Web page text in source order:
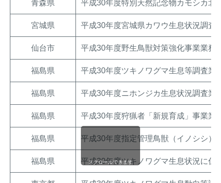
青森県 平成30年度特別天然記念物カモシカ北
宮城県 平成30年度宮城県カワウ生息状況調査
仙台市 平成30年度野生鳥獣対策強化事業業務
福島県 平成30年度ツキノワグマ生息等調査業
福島県 平成30年度ニホンジカ生息状況調査業
福島県 平成30年度狩猟者「新規育成」事業業
福島県 平成30年度指定管理鳥獣（イノシシ）
福島県 平成30年度ツキノワグマ生息状況に係
スクロールできます